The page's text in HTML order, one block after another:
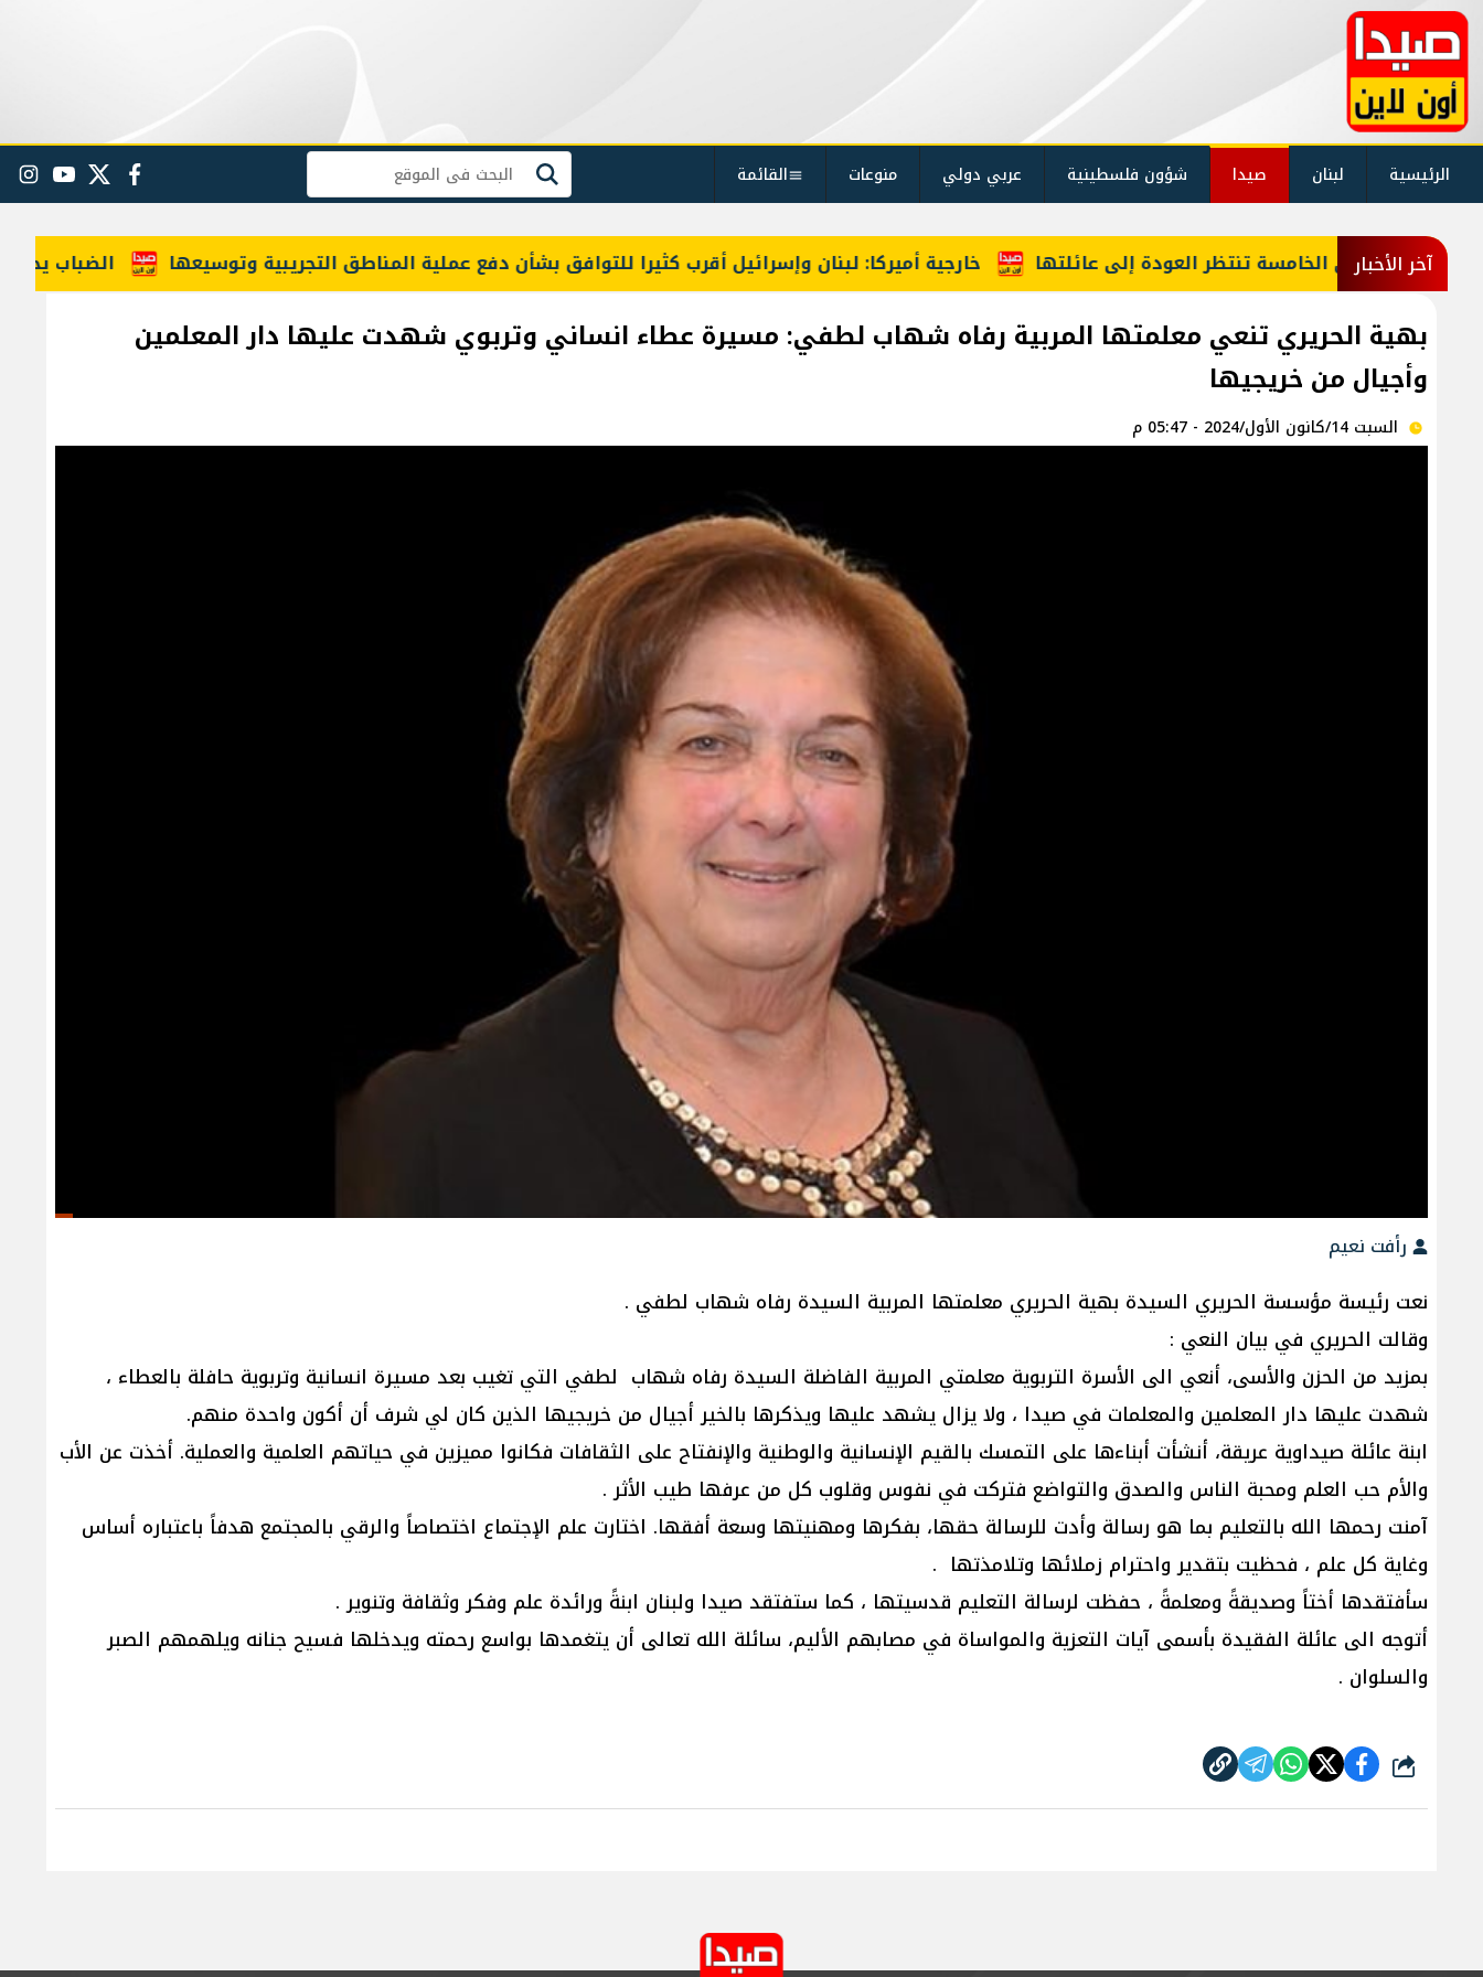
الرئيسية لبنان صيدا شؤون فلسطينية عربي دولي منوعات القائمة البحث بحث facebook
twitter
آخر الأخبار الضباب يحاصر خارجية أميركا: لبنان وإسرائيل أقرب كثيرا للتوافق بشأن دفع عملية المناطق التجريبية وتوسيعها طفلة في الخامسة تنتظر العودة إلى عائلتها
بهية الحريري تنعي معلمتها المربية رفاه شهاب لطفي: مسيرة عطاء انساني وتربوي شهدت عليها دار المعلمين
وأجيال من خريجيها
السبت 14/كانون الأول/2024 - 05:47 م
رأفت نعيم
نعت رئيسة مؤسسة الحريري السيدة بهية الحريري معلمتها المربية السيدة رفاه شهاب لطفي .
وقالت الحريري في بيان النعي :
بمزيد من الحزن والأسى، أنعي الى الأسرة التربوية معلمتي المربية الفاضلة السيدة رفاه شهاب لطفي التي تغيب بعد مسيرة انسانية وتربوية حافلة بالعطاء ،
شهدت عليها دار المعلمين والمعلمات في صيدا ، ولا يزال يشهد عليها ويذكرها بالخير أجيال من خريجيها الذين كان لي شرف أن أكون واحدة منهم.
ابنة عائلة صيداوية عريقة، أنشأت أبناءها على التمسك بالقيم الإنسانية والوطنية والإنفتاح على الثقافات فكانوا مميزين في حياتهم العلمية والعملية. أخذت عن الأب
والأم حب العلم ومحبة الناس والصدق والتواضع فتركت في نفوس وقلوب كل من عرفها طيب الأثر .
آمنت رحمها الله بالتعليم بما هو رسالة وأدت للرسالة حقها، بفكرها ومهنيتها وسعة أفقها. اختارت علم الإجتماع اختصاصاً والرقي بالمجتمع هدفاً باعتباره أساس
وغاية كل علم ، فحظيت بتقدير واحترام زملائها وتلامذتها .
سأفتقدها أختاً وصديقةً ومعلمةً ، حفظت لرسالة التعليم قدسيتها ، كما ستفتقد صيدا ولبنان ابنةً ورائدة علم وفكر وثقافة وتنوير .
أتوجه الى عائلة الفقيدة بأسمى آيات التعزية والمواساة في مصابهم الأليم، سائلة الله تعالى أن يتغمدها بواسع رحمته ويدخلها فسيح جنانه ويلهمهم الصبر
والسلوان .
شارك